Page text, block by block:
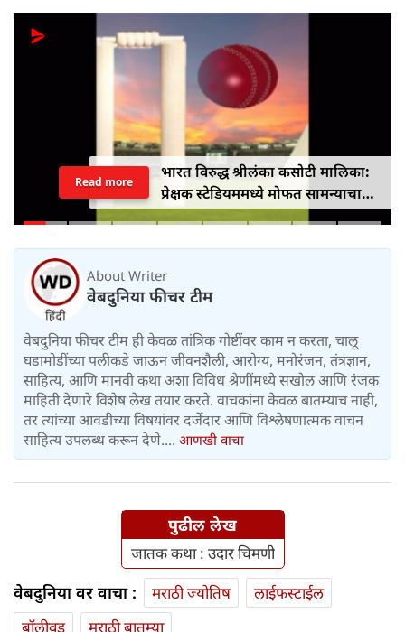
भारत विरुद्ध श्रीलंका कसोटी मालिका:
प्रेक्षक स्टेडियममध्ये मोफत सामन्याचा
आनंद घेऊ शकतात
Read more
About Writer
वेबदुनिया फीचर टीम
वेबदुनिया फीचर टीम ही केवळ तांत्रिक गोष्टींवर काम न करता, चालू
घडामोडींच्या पलीकडे जाऊन जीवनशैली, आरोग्य, मनोरंजन, तंत्रज्ञान,
साहित्य, आणि मानवी कथा अशा विविध श्रेणींमध्ये सखोल आणि रंजक
माहिती देणारे विशेष लेख तयार करते. वाचकांना केवळ बातम्याच नाही,
तर त्यांच्या आवडीच्या विषयांवर दर्जेदार आणि विश्लेषणात्मक वाचन
साहित्य उपलब्ध करून देणे.... आणखी वाचा
पुढील लेख
जातक कथा : उदार चिमणी
वेबदुनिया वर वाचा : मराठी ज्योतिष
लाईफस्टाईल
बॉलीवूड
मराठी बातम्या